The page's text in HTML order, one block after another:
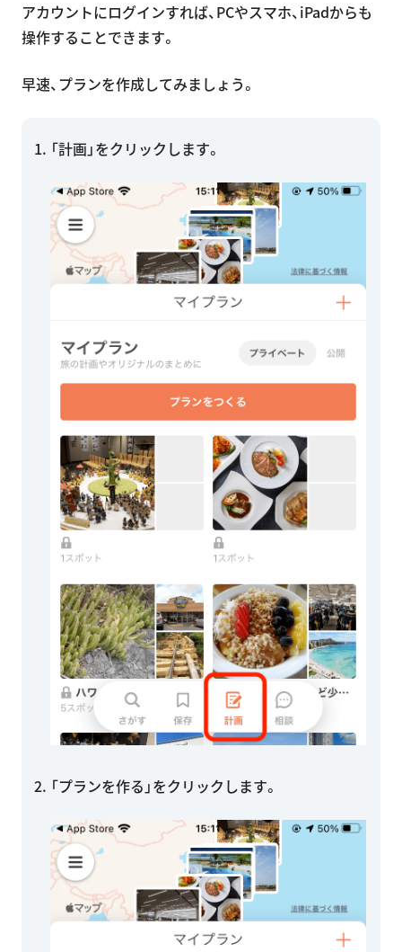
アカウントにログインすれば、PCやスマホ、iPadからも
操作することできます。
早速、プランを作成してみましょう。
「計画」をクリックします。
「プランを作る」をクリックします。